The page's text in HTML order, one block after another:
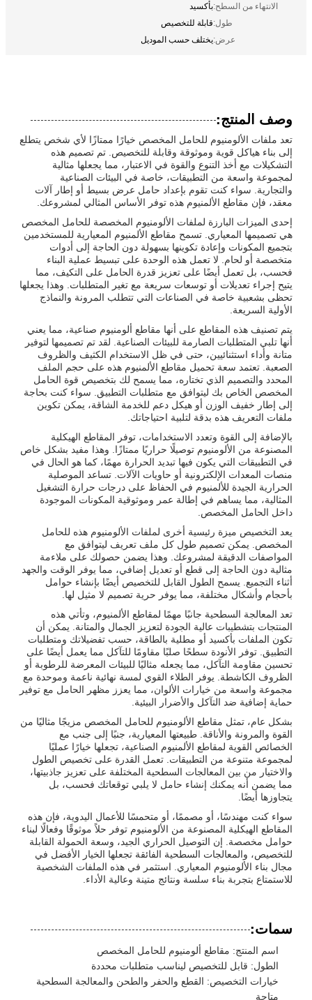
الانتهاء من السطح:بأكسيد
طول:قابلة للتخصيص
عرض:يختلف حسب الموديل
وصف المنتج:
تعد ملفات الألومنيوم للحامل المخصص خيارًا ممتازًا لأي شخص يتطلع
إلى بناء هياكل قوية وموثوقة وقابلة للتخصيص. تم تصميم هذه
التشكيلات مع أخذ التنوع والقوة في الاعتبار، مما يجعلها مثالية
لمجموعة واسعة من التطبيقات، خاصة في البيئات الصناعية
والتجارية. سواء كنت تقوم بإعداد حامل عرض بسيط أو إطار آلات
معقد، فإن مقاطع الألمنيوم هذه توفر الأساس المثالي لمشروعك.
إحدى الميزات البارزة لملفات الألومنيوم المخصصة للحامل المخصص
هي تصميمها المعياري. تسمح مقاطع الألمنيوم المعيارية للمستخدمين
بتجميع المكونات وإعادة تكوينها بسهولة دون الحاجة إلى أدوات
متخصصة أو لحام. لا تعمل هذه الوحدة على تبسيط عملية البناء
فحسب، بل تعمل أيضًا على تعزيز قدرة الحامل على التكيف، مما
يتيح إجراء تعديلات أو توسعات سريعة مع تغير المتطلبات. وهذا يجعلها
تحظى بشعبية خاصة في الصناعات التي تتطلب المرونة والنماذج
الأولية السريعة.
يتم تصنيف هذه المقاطع على أنها مقاطع ألومنيوم صناعية، مما يعني
أنها تلبي المتطلبات الصارمة للبيئات الصناعية. لقد تم تصميمها لتوفير
متانة وأداء استثنائيين، حتى في ظل الاستخدام الكثيف والظروف
الصعبة. تعتمد سعة تحميل مقاطع الألمنيوم هذه على حجم الملف
المحدد والتصميم الذي تختاره، مما يسمح لك بتخصيص قوة الحامل
المخصص الخاص بك ليتوافق مع متطلبات التطبيق. سواء كنت بحاجة
إلى إطار خفيف الوزن أو هيكل دعم للخدمة الشاقة، يمكن تكوين
ملفات التعريف هذه بدقة لتلبية احتياجاتك.
بالإضافة إلى القوة وتعدد الاستخدامات، توفر المقاطع الهيكلية
المصنوعة من الألومنيوم توصيلًا حراريًا ممتازًا. وهذا مفيد بشكل خاص
في التطبيقات التي يكون فيها تبديد الحرارة مهمًا، كما هو الحال في
منصات المعدات الإلكترونية أو حاويات الآلات. تساعد الموصلية
الحرارية الجيدة للألمنيوم في الحفاظ على درجات حرارة التشغيل
المثالية، مما يساهم في إطالة عمر وموثوقية المكونات الموجودة
داخل الحامل المخصص.
يعد التخصيص ميزة رئيسية أخرى لملفات الألومنيوم هذه للحامل
المخصص. يمكن تصميم طول كل ملف تعريف ليتوافق مع
المواصفات الدقيقة لمشروعك. وهذا يضمن حصولك على ملاءمة
مثالية دون الحاجة إلى قطع أو تعديل إضافي، مما يوفر الوقت والجهد
أثناء التجميع. يسمح الطول القابل للتخصيص أيضًا بإنشاء حوامل
بأحجام وأشكال مختلفة، مما يوفر حرية تصميم لا مثيل لها.
تعد المعالجة السطحية جانبًا مهمًا لمقاطع الألمنيوم، وتأتي هذه
المنتجات بتشطيبات عالية الجودة لتعزيز الجمال والمتانة. يمكن أن
تكون الملفات بأكسيد أو مطلية بالطاقة، حسب تفضيلاتك ومتطلبات
التطبيق. توفر الأنودة سطحًا صلبًا مقاومًا للتآكل مما يعمل أيضًا على
تحسين مقاومة التآكل، مما يجعله مثاليًا للبيئات المعرضة للرطوبة أو
الظروف الكاشطة. يوفر الطلاء القوي لمسة نهائية ناعمة وموحدة مع
مجموعة واسعة من خيارات الألوان، مما يعزز مظهر الحامل مع توفير
حماية إضافية ضد التآكل والأضرار البيئية.
بشكل عام، تمثل مقاطع الألومنيوم للحامل المخصص مزيجًا مثاليًا من
القوة والمرونة والأناقة. طبيعتها المعيارية، جنبًا إلى جنب مع
الخصائص القوية لمقاطع الألمنيوم الصناعية، تجعلها خيارًا عمليًا
لمجموعة متنوعة من التطبيقات. تعمل القدرة على تخصيص الطول
والاختيار من بين المعالجات السطحية المختلفة على تعزيز جاذبيتها،
مما يضمن أنه يمكنك إنشاء حامل لا يلبي توقعاتك فحسب، بل
يتجاوزها أيضًا.
سواء كنت مهندسًا، أو مصممًا، أو متحمسًا للأعمال اليدوية، فإن هذه
المقاطع الهيكلية المصنوعة من الألومنيوم توفر حلاً موثوقًا وفعالًا لبناء
حوامل مخصصة. إن التوصيل الحراري الجيد، وسعة الحمولة القابلة
للتخصيص، والمعالجات السطحية الفائقة تجعلها الخيار الأفضل في
مجال بناء الألومنيوم المعياري. استثمر في هذه الملفات الشخصية
للاستمتاع بتجربة بناء سلسة ونتائج متينة وعالية الأداء.
سمات:
اسم المنتج: مقاطع ألومنيوم للحامل المخصص
الطول: قابل للتخصيص ليناسب متطلبات محددة
خيارات التخصيص: القطع والحفر والطحن والمعالجة السطحية
متاحة